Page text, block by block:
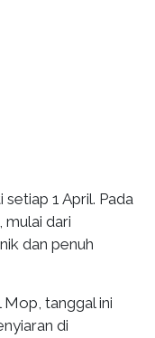
1 April. Pada
mulai dari
dan penuh
Mop, tanggal ini
di